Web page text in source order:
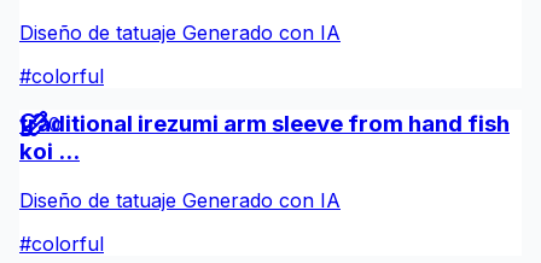
Diseño de tatuaje Generado con IA
#colorful
0
traditional irezumi arm sleeve from hand fish
koi ...
Diseño de tatuaje Generado con IA
#colorful